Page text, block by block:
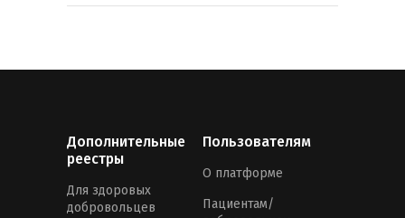
Дополнительные
реестры
Для здоровых
добровольцев
Пользователям
О платформе
Пациентам/